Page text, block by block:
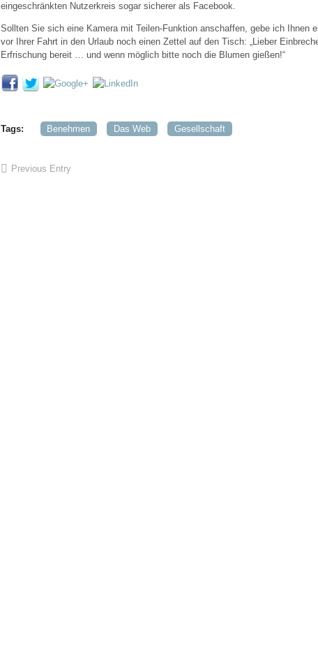
eingeschränkten Nutzerkreis sogar sicherer als Facebook.
Sollten Sie sich eine Kamera mit Teilen-Funktion anschaffen, gebe ich Ihnen
vor Ihrer Fahrt in den Urlaub noch einen Zettel auf den Tisch: „Lieber
Erfrischung bereit … und wenn möglich bitte noch die Blumen gießen!“
Tags: Benehmen Das Web Gesellschaft
Previous Entry